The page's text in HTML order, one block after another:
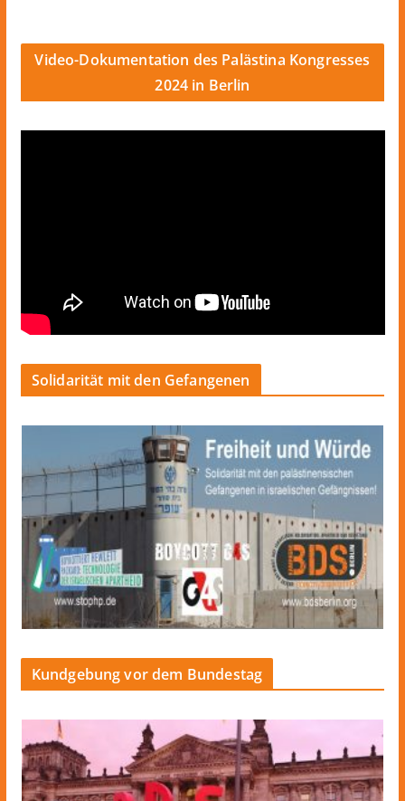
Video-Dokumentation des Palästina Kongresses
2024 in Berlin
Solidarität mit den Gefangenen
Kundgebung vor dem Bundestag